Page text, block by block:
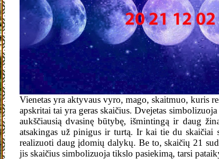
Vienetas yra aktyvaus vyro, mago, skaitmuo, kuris
apskritai tai yra geras skaičius. Dvejetas
aukščiausią dvasinę būtybę, išmintingą ir daug
atsakingas už pinigus ir turtą. Ir kai tie du skaičiai
realizuoti daug įdomių dalykų. Be to, skaičių 21
jis skaičius simbolizuoja tikslo pasiekimą, tarsi